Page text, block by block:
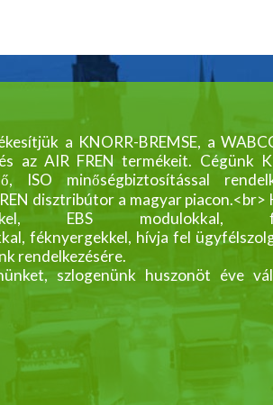
a KNORR-BREMSE, a
az AIR FREN termékeit. Cégünk
ISO minőségbiztosítással
disztribútor a magyar piacon.<br>
EBS modulokkal,
féknyergekkel, hívja fel
rendelkezésére.
szlogenünk huszonöt éve